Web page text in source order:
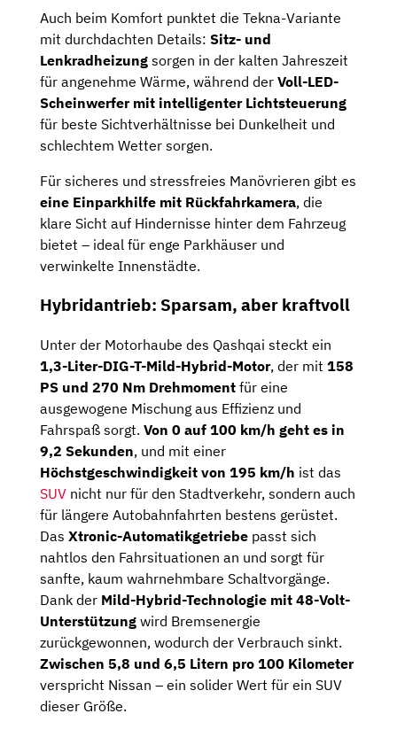
Auch beim Komfort punktet die Tekna-Variante
mit durchdachten Details: Sitz- und
Lenkradheizung sorgen in der kalten Jahreszeit
für angenehme Wärme, während der Voll-LED-
Scheinwerfer mit intelligenter Lichtsteuerung
für beste Sichtverhältnisse bei Dunkelheit und
schlechtem Wetter sorgen.
Für sicheres und stressfreies Manövrieren gibt es
eine Einparkhilfe mit Rückfahrkamera, die
klare Sicht auf Hindernisse hinter dem Fahrzeug
bietet – ideal für enge Parkhäuser und
verwinkelte Innenstädte.
Hybridantrieb: Sparsam, aber kraftvoll
Unter der Motorhaube des Qashqai steckt ein
1,3-Liter-DIG-T-Mild-Hybrid-Motor, der mit 158 ​​
PS und 270 Nm Drehmoment für eine
ausgewogene Mischung aus Effizienz und
Fahrspaß sorgt. Von 0 auf 100 km/h geht es in
9,2 Sekunden, und mit einer
Höchstgeschwindigkeit von 195 km/h ist das
SUV nicht nur für den Stadtverkehr, sondern auch
für längere Autobahnfahrten bestens gerüstet.
Das Xtronic-Automatikgetriebe passt sich
nahtlos den Fahrsituationen an und sorgt für
sanfte, kaum wahrnehmbare Schaltvorgänge.
Dank der Mild-Hybrid-Technologie mit 48-Volt-
Unterstützung wird Bremsenergie
zurückgewonnen, wodurch der Verbrauch sinkt.
Zwischen 5,8 und 6,5 Litern pro 100 Kilometer
verspricht Nissan – ein solider Wert für ein SUV
dieser Größe.